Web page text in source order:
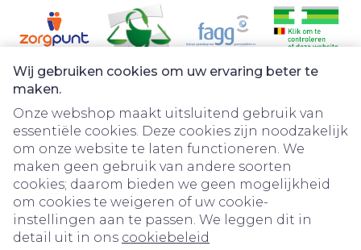
Wij gebruiken cookies om uw ervaring beter te
maken.
Onze webshop maakt uitsluitend gebruik van
essentiële cookies. Deze cookies zijn noodzakelijk
om onze website te laten functioneren. We
maken geen gebruik van andere soorten
cookies; daarom bieden we geen mogelijkheid
om cookies te weigeren of uw cookie-
instellingen aan te passen. We leggen dit in
detail uit in ons cookiebeleid
Juridische links